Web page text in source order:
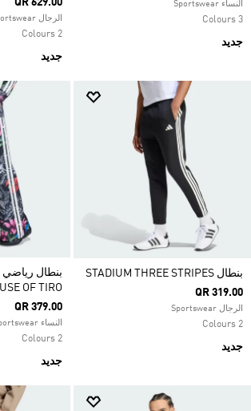
النساء Sportswear
3 Colours
جديد
QR 629.00
الرجال Sportswear
2 Colours
جديد
بنطال STADIUM THREE STRIPES
QR 319.00
الرجال Sportswear
2 Colours
جديد
OF TIRO
QR 379.00
النساء Sportswear
2 Colours
جديد